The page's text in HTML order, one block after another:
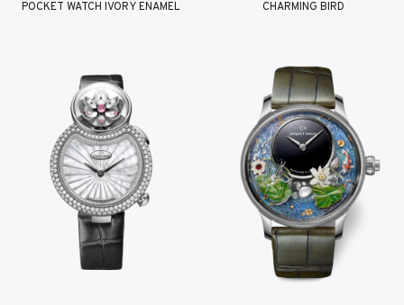
POCKET WATCH IVORY ENAMEL CHARMING BIRD